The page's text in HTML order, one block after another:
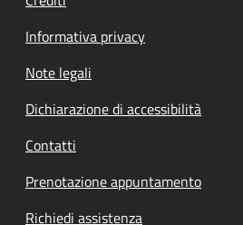
Informativa privacy
Note legali
Dichiarazione di accessibilità
Contatti
Prenotazione appuntamento
Richiedi assistenza